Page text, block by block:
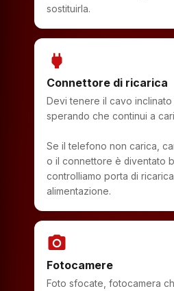
sostituirla.
power
Connettore di ricarica
Devi tenere il cavo
sperando che continui a
Se il telefono non carica,
o il connettore è diventato
controlliamo porta di
alimentazione.
photo_camera
Fotocamere
Foto sfocate, fotocamera